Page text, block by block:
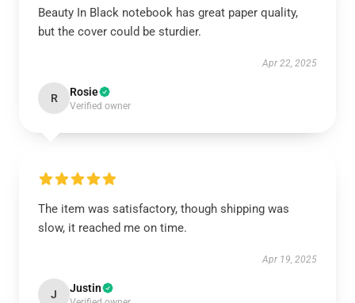
Beauty In Black notebook has great paper quality,
but the cover could be sturdier.
Apr 22, 2025
R Rosie
Verified owner
The item was satisfactory, though shipping was
slow, it reached me on time.
Apr 19, 2025
J Justin